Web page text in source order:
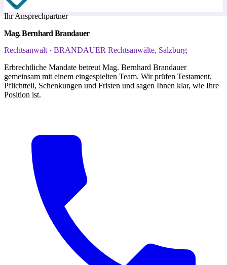
Ihr Ansprechpartner
Mag. Bernhard Brandauer
Rechtsanwalt · BRANDAUER Rechtsanwälte, Salzburg
Erbrechtliche Mandate betreut Mag. Bernhard Brandauer
gemeinsam mit einem eingespielten Team. Wir prüfen Testament,
Pflichtteil, Schenkungen und Fristen und sagen Ihnen klar, wie Ihre
Position ist.